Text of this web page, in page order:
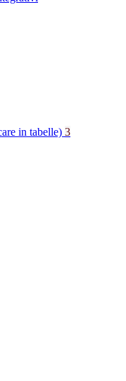
in tabelle) 3